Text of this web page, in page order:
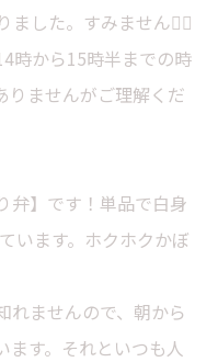
ました。すみません🙇‍♀️
時から15時半までの時
りませんがご理解くだ
弁】です！単品で白身
います。ホクホクかぼ
れませんので、朝から
ます。それといつも人